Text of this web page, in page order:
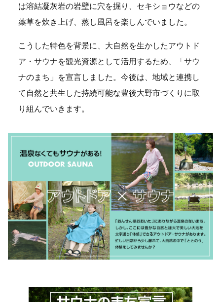
は溶結凝灰岩の岩壁に穴を掘り、セキショウなどの
薬草を炊き上げ、蒸し風呂を楽しんでいました。
こうした特色を背景に、大自然を生かしたアウトド
ア・サウナを観光資源として活用するため、「サウ
ナのまち」を宣言しました。今後は、地域と連携し
て自然と共生した持続可能な豊後大野市づくりに取
り組んでいきます。